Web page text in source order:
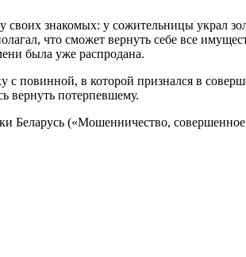
знакомых: у сожительницы украл
что сможет вернуть себе все
была уже распродана.
повинной, в которой признался в
вернуть потерпевшему.
Беларусь («Мошенничество,